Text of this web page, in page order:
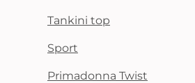
Tankini top
Sport
Primadonna Twist